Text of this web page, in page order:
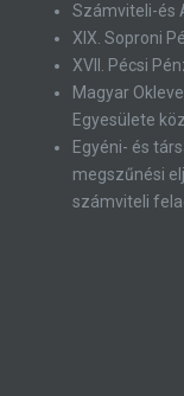
Számviteli-és
XIX. Soproni
XVII. Pécsi
Magyar
Egyesülete
Egyéni- és
megszűnési
számviteli